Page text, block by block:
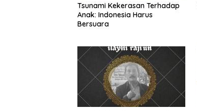
Tsunami Kekerasan Terhadap
Anak: Indonesia Harus
Bersuara